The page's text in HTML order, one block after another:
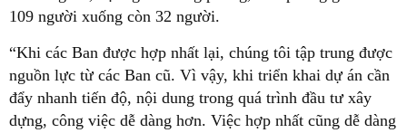
109 người xuống còn 32 người.
“Khi các Ban được hợp nhất lại, chúng tôi tập trung được
nguồn lực từ các Ban cũ. Vì vậy, khi triển khai dự án cần
đẩy nhanh tiến độ, nội dung trong quá trình đầu tư xây
dựng, công việc dễ dàng hơn. Việc hợp nhất cũng dễ dàng